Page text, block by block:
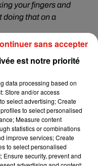
your fingers and
doing that on a
for you. Tweet us
we should hire you
February 27, 2020
est notre priorité
data processing based on
Store and/or access
select advertising; Create
to select personalised
Measure content
statistics or combinations
improve services; Create
to select personalised
Ensure security, prevent and
sans accepter